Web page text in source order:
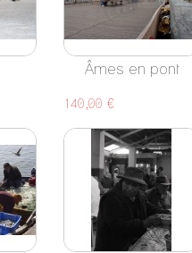
Âmes en pont
140,00 €